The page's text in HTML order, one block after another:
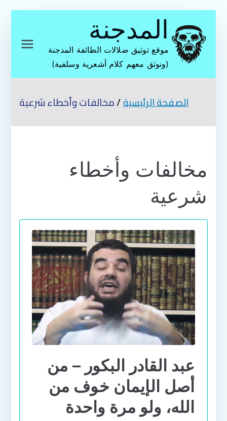
المحتوى
المدجنة
موقع توثيق ضلالات الطائفة المدجنة
(ونوثق معهم كلام أشعرية وسلفية)
الصفحة الرئيسية مخالفات وأخطاء شرعية
مخالفات وأخطاء
شرعية
عبد القادر البكور – من
أصل الإيمان خوف من
الله، ولو مرة واحدة